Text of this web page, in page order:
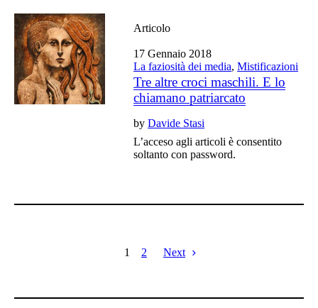
Articolo
17 Gennaio 2018
La faziosità dei media,Mistificazioni
Tre altre croci maschili. E lo
chiamano patriarcato
byDavide Stasi
L’acceso agli articoli è consentito
soltanto con password.
1 2 Next